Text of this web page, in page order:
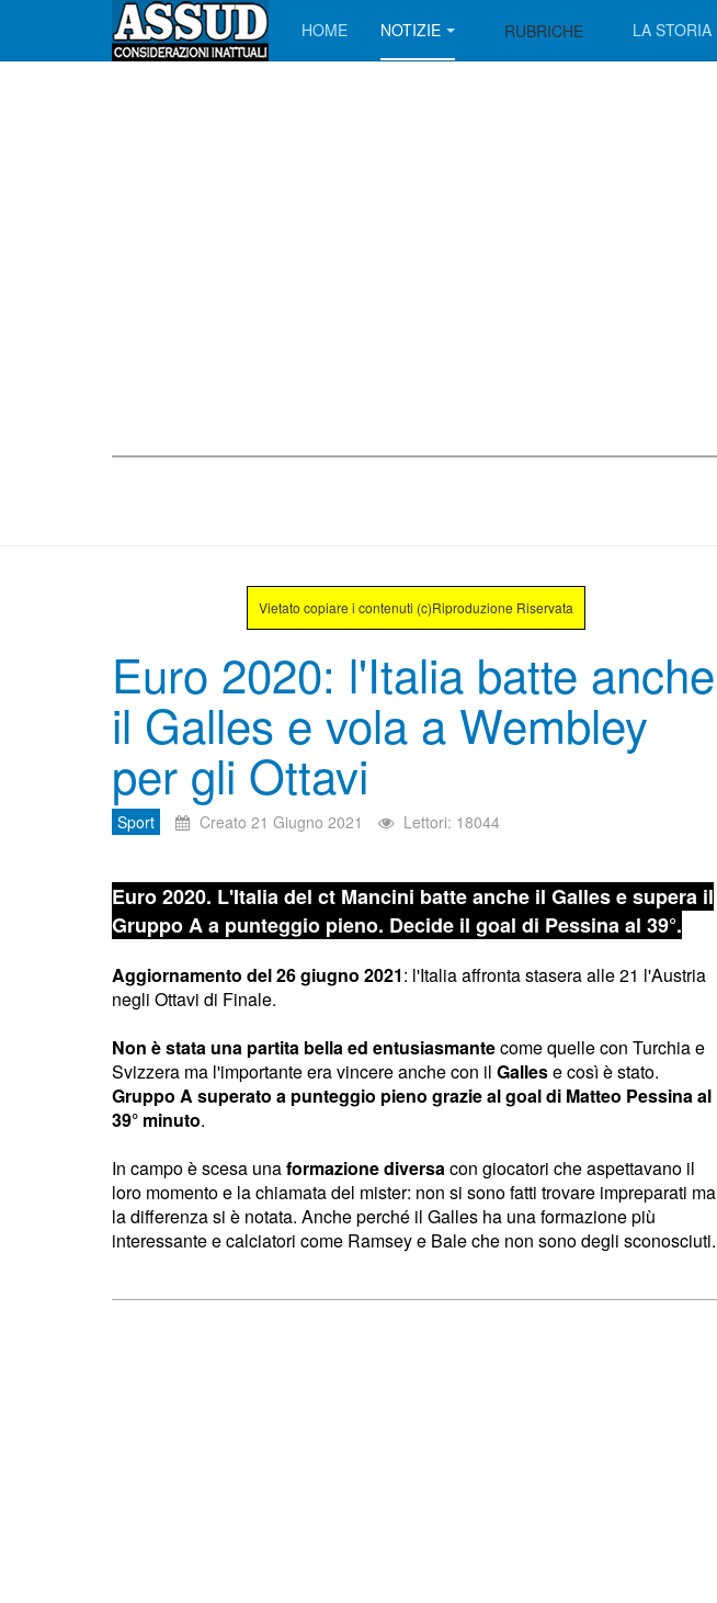
HOME NOTIZIE RUBRICHE LA STORIA
Vietato copiare i contenuti (c)Riproduzione Riservata
Euro 2020: l'Italia batte anche
il Galles e vola a Wembley
per gli Ottavi
Sport Creato 21 Giugno 2021 Lettori: 18044
Euro 2020. L'Italia del ct Mancini batte anche il Galles e supera il
Gruppo A a punteggio pieno. Decide il goal di Pessina al 39°.
Aggiornamento del 26 giugno 2021: l'Italia affronta stasera alle 21 l'Austria
negli Ottavi di Finale.
Non è stata una partita bella ed entusiasmantecome quelle con Turchia e
Svizzera ma l'importante era vincere anche con il Gallese così è stato.
Gruppo A superato a punteggio pieno grazie al goal di Matteo Pessina al
39° minuto.
In campo è scesa unaformazione diversa con giocatori che aspettavano il
loro momento e la chiamata del mister: non si sono fatti trovare impreparati ma
la differenza si è notata. Anche perché il Galles ha una formazione più
interessante e calciatori come Ramsey e Bale che non sono degli sconosciuti.